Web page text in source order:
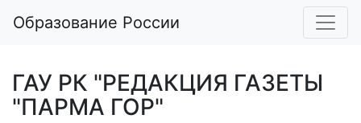
Образование России
ГАУ РК "РЕДАКЦИЯ ГАЗЕТЫ
"ПАРМА ГОР"